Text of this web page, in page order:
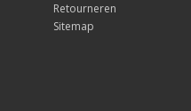
Retourneren
Sitemap